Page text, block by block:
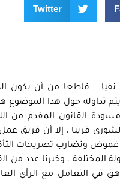
Twitter
على الرغم من إصدار مكتب رئيس الوزراء في بيان صحفى بتاريخ 30 ديسمبر
تداوله حول هذا الموضوع
القانون المقدم من
قريبا ، إلا أن فريق
وتضارب تصريحات
، وخبرنا عدد من
التعامل مع الرأي